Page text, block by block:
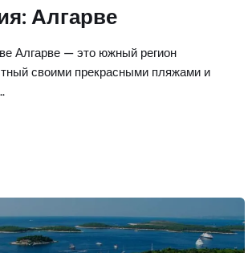
Алгарве
Алгарве — это южный регион
своими прекрасными пляжами и